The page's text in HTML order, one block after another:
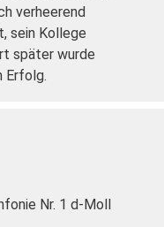
verheerend
sein Kollege
später wurde
Erfolg.
Nr. 1 d-Moll